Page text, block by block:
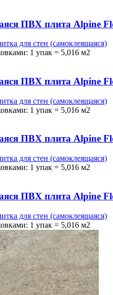
ПВХ плита Alpine
для стен (самоклеящаяся)
1 упак = 5,016 м2
ПВХ плита Alpine
для стен (самоклеящаяся)
1 упак = 5,016 м2
ПВХ плита Alpine
для стен (самоклеящаяся)
1 упак = 5,016 м2
ПВХ плита Alpine
для стен (самоклеящаяся)
1 упак = 5,016 м2